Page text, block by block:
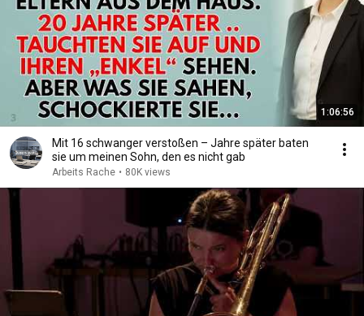
1:06:56
Mit 16 schwanger verstoßen – Jahre später baten
sie um meinen Sohn, den es nicht gab
Arbeits Rache • 80K views